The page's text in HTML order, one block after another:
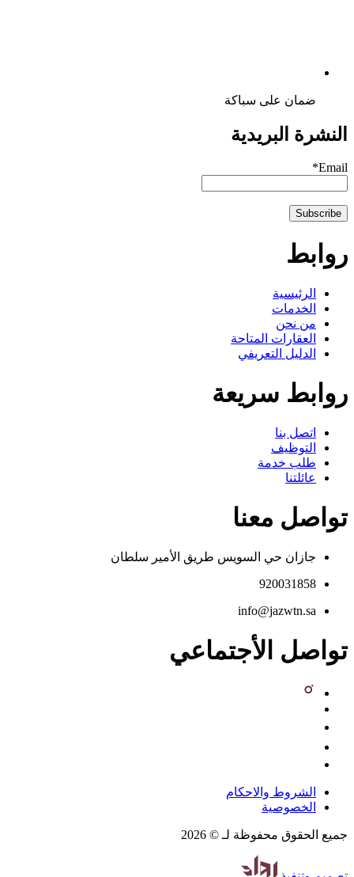
ضمان على سباكة
النشرة البريدية
Email*
روابط
الرئيسية
الخدمات
من نحن
العقارات المتاحة
الدليل التعريفي
روابط سريعة
اتصل بنا
التوظيف
طلب خدمة
عائلتنا
تواصل معنا
جازان حي السويس طريق الأمير سلطان
920031858
info@jazwtn.sa
تواصل الأجتماعي
الشروط والاحكام
الخصوصية
جميع الحقوق محفوظة لـ © 2026